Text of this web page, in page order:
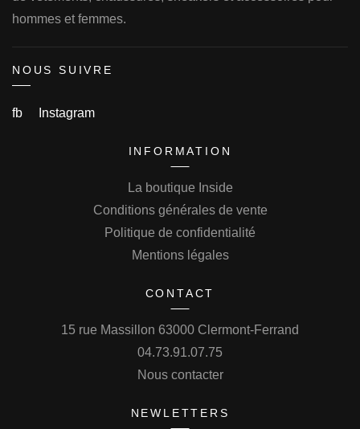
hommes et femmes.
NOUS SUIVRE
fb Instagram
INFORMATION
La boutique Inside
Conditions générales de vente
Politique de confidentialité
Mentions légales
CONTACT
15 rue Massillon 63000 Clermont-Ferrand
04.73.91.07.75
Nous contacter
NEWLETTERS